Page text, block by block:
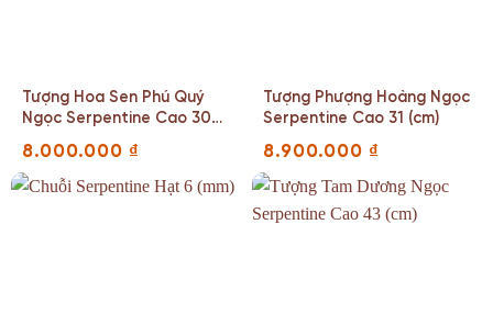
Tượng Hoa Sen Phú Quý
Ngọc Serpentine Cao 30
(cm)
8.000.000 ₫
Tượng Phượng Hoàng Ngọc
Serpentine Cao 31 (cm)
8.900.000 ₫